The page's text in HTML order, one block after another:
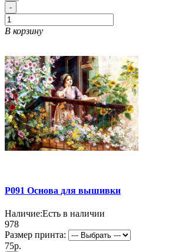
-
В корзину
P091 Основа для вышивки
Наличие:Есть в наличии
978
Размер принта:
75р.